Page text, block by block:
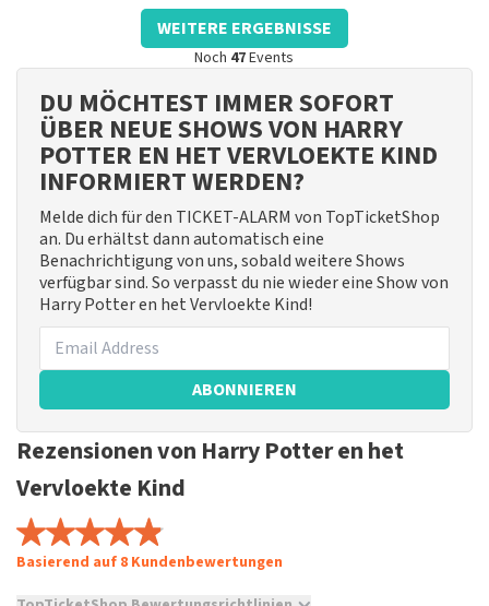
WEITERE ERGEBNISSE
Noch 47Events
DU MÖCHTEST IMMER SOFORT
ÜBER NEUE SHOWS VON HARRY
POTTER EN HET VERVLOEKTE KIND
INFORMIERT WERDEN?
Melde dich für den TICKET-ALARM von TopTicketShop
an. Du erhältst dann automatisch eine
Benachrichtigung von uns, sobald weitere Shows
verfügbar sind. So verpasst du nie wieder eine Show von
Harry Potter en het Vervloekte Kind!
ABONNIEREN
Rezensionen von Harry Potter en het
Vervloekte Kind
Basierend auf 8 Kundenbewertungen